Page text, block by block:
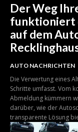
Der Weg
funktioniert
auf dem
AUTO NACHRICHTEN
Die Verwertung eines
Schritte umfasst. Vom
Abmeldung kümmern
darüber, wie der
transparente Lösung